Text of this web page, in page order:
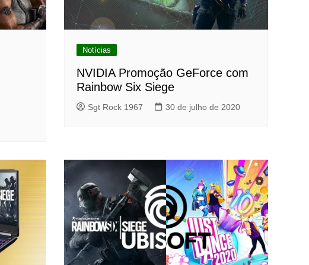
Notícias
NVIDIA Promoção GeForce com
Rainbow Six Siege
Sgt Rock 1967 30 de julho de 2020